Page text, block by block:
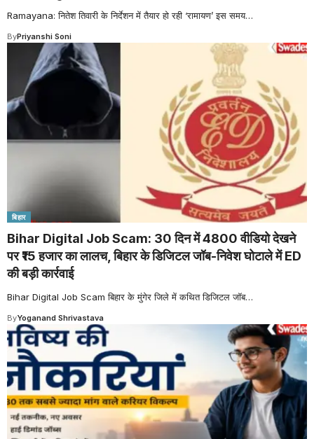
Ramayana: नितेश तिवारी के निर्देशन में तैयार हो रही ‘रामायण’ इस समय…
ByPriyanshi Soni
बिहार
Bihar Digital Job Scam: 30 दिन में 4800 वीडियो देखने
पर ₹15 हजार का लालच, बिहार के डिजिटल जॉब-निवेश घोटाले में ED
की बड़ी कार्रवाई
Bihar Digital Job Scam बिहार के मुंगेर जिले में कथित डिजिटल जॉब…
ByYoganand Shrivastava